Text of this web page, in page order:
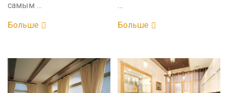
самым …
Больше
…
Больше